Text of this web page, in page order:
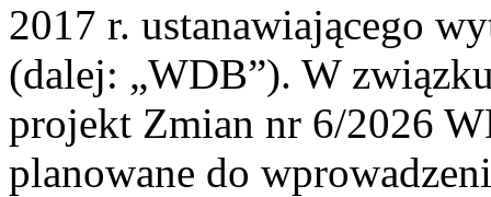
2017 r. ustanawiającego
(dalej: „WDB”). W
projekt Zmian nr 6/2026
planowane do